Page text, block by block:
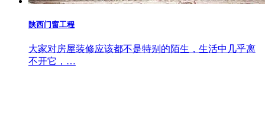
陕西门窗工程
大家对房屋装修应该都不是特别的陌生，生活中几乎离
不开它，…